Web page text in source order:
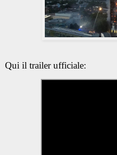
Qui il trailer ufficiale: